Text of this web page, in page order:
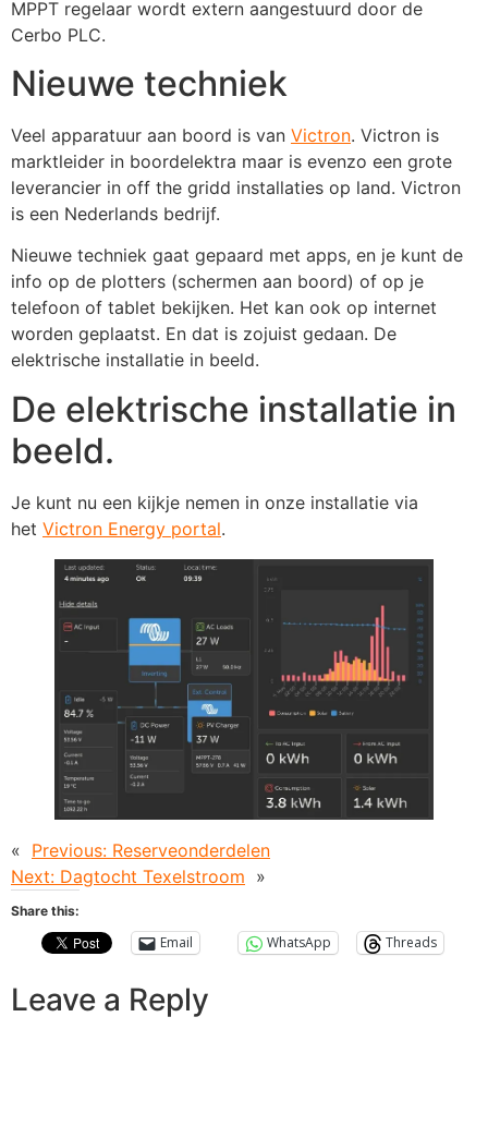
MPPT regelaar wordt extern aangestuurd door de
Cerbo PLC.
Nieuwe techniek
Veel apparatuur aan boord is van Victron. Victron is
marktleider in boordelektra maar is evenzo een grote
leverancier in off the gridd installaties op land. Victron
is een Nederlands bedrijf.
Nieuwe techniek gaat gepaard met apps, en je kunt de
info op de plotters (schermen aan boord) of op je
telefoon of tablet bekijken. Het kan ook op internet
worden geplaatst. En dat is zojuist gedaan. De
elektrische installatie in beeld.
De elektrische installatie in
beeld.
Je kunt nu een kijkje nemen in onze installatie via
het Victron Energy portal.
« Previous: Reserveonderdelen
Next: Dagtocht Texelstroom »
Share this:
Email WhatsApp Threads
Leave a Reply